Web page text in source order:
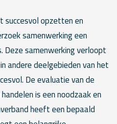
opzetten en
samenwerking een
Deze samenwerking verloopt
andere deelgebieden van het
De evaluatie van de
is een noodzaak en
heeft een bepaald